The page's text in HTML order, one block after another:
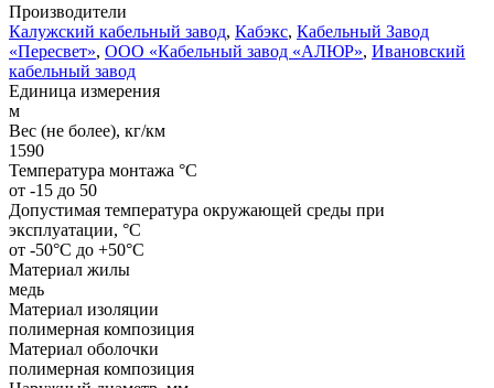
Производители
Калужский кабельный завод, Кабэкс, Кабельный Завод
«Пересвет», ООО «Кабельный завод «АЛЮР», Ивановский
кабельный завод
Единица измерения
м
Вес (не более), кг/км
1590
Температура монтажа °C
от -15 до 50
Допустимая температура окружающей среды при
эксплуатации, °C
от -50°С до +50°С
Материал жилы
медь
Материал изоляции
полимерная композиция
Материал оболочки
полимерная композиция